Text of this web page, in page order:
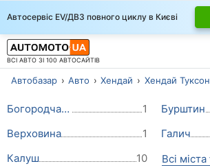
Автосервіс EV/ДВЗ повного циклу в Києві
ВСІ АВТО ЗІ 100 АВТОСАЙТІВ
Автобазар Авто Хендай Хендай Туксон
Богородчани 1 Бурштин
Верховина
1 Галич
Калуш
10 Всі міста